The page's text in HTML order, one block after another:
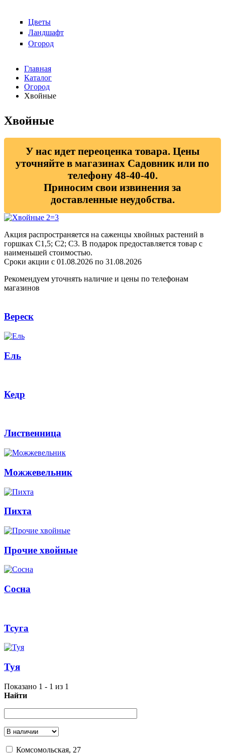
Цветы
Ландшафт
Огород
Главная
Каталог
Огород
Хвойные
Хвойные
У нас идет переоценка товара. Цены
уточняйте в магазинах Садовник или по
телефону 48-40-40.
Приносим свои извинения за
доставленные неудобства.
Акция распространяется на саженцы хвойных растений в
горшках С1,5; С2; С3. В подарок предоставляется товар с
наименьшей стоимостью.
Сроки акции с 01.08.2026 по 31.08.2026
Рекомендуем уточнять наличие и цены по телефонам
магазинов
Вереск
Ель
Кедр
Лиственница
Можжевельник
Пихта
Прочие хвойные
Сосна
Тсуга
Туя
Показано 1 - 1 из 1
Найти
Комсомольская, 27